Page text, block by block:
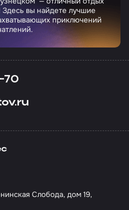
вы найдете лучшие
приключений
70
Слобода, дом 19,